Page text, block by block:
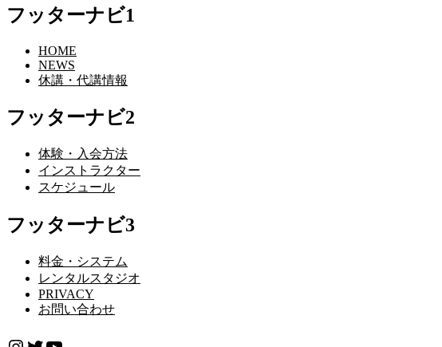
フッターナビ1
HOME
NEWS
休講・代講情報
フッターナビ2
体験・入会方法
インストラクター
スケジュール
フッターナビ3
料金・システム
レンタルスタジオ
PRIVACY
お問い合わせ